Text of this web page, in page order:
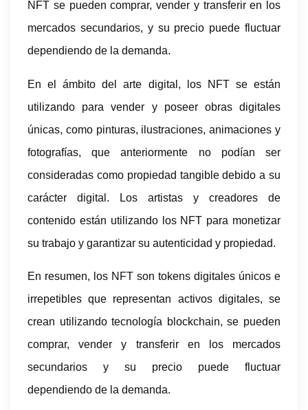
NFT se pueden comprar, vender y transferir en los
mercados secundarios, y su precio puede fluctuar
dependiendo de la demanda.
En el ámbito del arte digital, los NFT se están
utilizando para vender y poseer obras digitales
únicas, como pinturas, ilustraciones, animaciones y
fotografías, que anteriormente no podían ser
consideradas como propiedad tangible debido a su
carácter digital. Los artistas y creadores de
contenido están utilizando los NFT para monetizar
su trabajo y garantizar su autenticidad y propiedad.
En resumen, los NFT son tokens digitales únicos e
irrepetibles que representan activos digitales, se
crean utilizando tecnología blockchain, se pueden
comprar, vender y transferir en los mercados
secundarios y su precio puede fluctuar
dependiendo de la demanda.